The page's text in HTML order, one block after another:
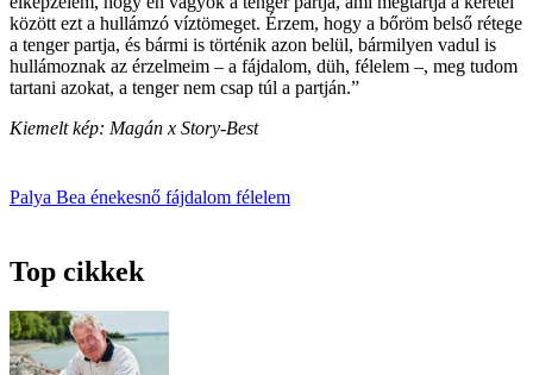
között ezt a hullámzó víztömeget. Érzem, hogy a bőröm belső rétege
a tenger partja, és bármi is történik azon belül, bármilyen vadul is
hullámoznak az érzelmeim – a fájdalom, düh, félelem –, meg tudom
tartani azokat, a tenger nem csap túl a partján.”
Kiemelt kép: Magán x Story-Best
Palya Bea énekesnő fájdalom félelem
Top cikkek